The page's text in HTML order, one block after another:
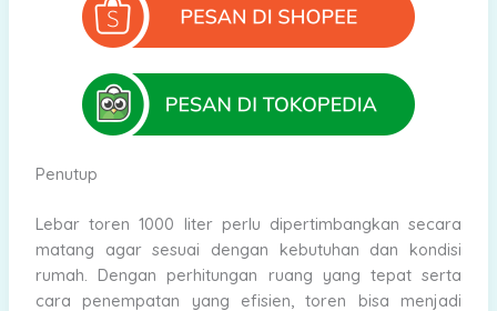
Penutup
Lebar toren 1000 liter perlu dipertimbangkan secara
matang agar sesuai dengan kebutuhan dan kondisi
rumah. Dengan perhitungan ruang yang tepat serta
cara penempatan yang efisien, toren bisa menjadi